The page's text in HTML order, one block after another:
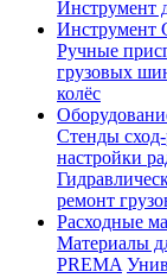
Инструмент
Инструмент
Ручные
грузовых
колёс
Стенды сход-
настройки
ремонт
Расходные
Материалы
PREMA